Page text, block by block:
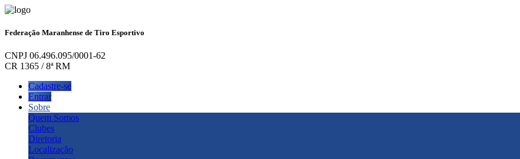
Federação Maranhense de Tiro Esportivo
CNPJ 06.496.095/0001-62
CR 1365 / 8ª RM
Cadastre-se
Entrar
Sobre
Quem Somos
Clubes
Diretoria
Localização